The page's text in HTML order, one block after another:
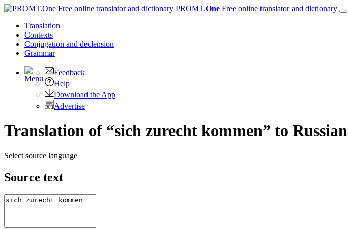
PROMT.One Free online translator and dictionary
Translation
Contexts
Conjugation and declension
Grammar
Feedback
Help
Download the App
Advertise
Translation of “sich zurecht kommen” to Russian
Select source language
Source text